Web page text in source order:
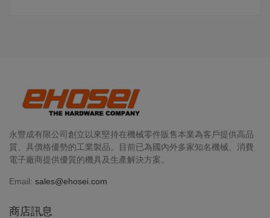
永豐成有限公司創立以來堅持在機械零件販售本業為客戶提供高品
質、具價格優勢的工業製品。目前已為國內外多家知名機械、消費
電子廠商提供優質的機具及生產解決方案。
Email: sales@ehosei.com
商店訊息